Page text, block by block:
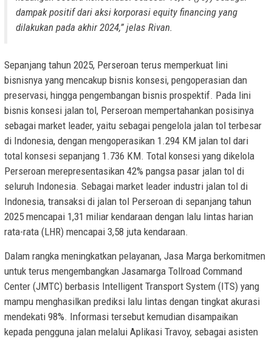
dampak positif dari aksi korporasi equity financing yang
dilakukan pada akhir 2024,” jelas Rivan.
Sepanjang tahun 2025, Perseroan terus memperkuat lini
bisnisnya yang mencakup bisnis konsesi, pengoperasian dan
preservasi, hingga pengembangan bisnis prospektif. Pada lini
bisnis konsesi jalan tol, Perseroan mempertahankan posisinya
sebagai market leader, yaitu sebagai pengelola jalan tol terbesar
di Indonesia, dengan mengoperasikan 1.294 KM jalan tol dari
total konsesi sepanjang 1.736 KM. Total konsesi yang dikelola
Perseroan merepresentasikan 42% pangsa pasar jalan tol di
seluruh Indonesia. Sebagai market leader industri jalan tol di
Indonesia, transaksi di jalan tol Perseroan di sepanjang tahun
2025 mencapai 1,31 miliar kendaraan dengan lalu lintas harian
rata-rata (LHR) mencapai 3,58 juta kendaraan.
Dalam rangka meningkatkan pelayanan, Jasa Marga berkomitmen
untuk terus mengembangkan Jasamarga Tollroad Command
Center (JMTC) berbasis Intelligent Transport System (ITS) yang
mampu menghasilkan prediksi lalu lintas dengan tingkat akurasi
mendekati 98%. Informasi tersebut kemudian disampaikan
kepada pengguna jalan melalui Aplikasi Travoy, sebagai asisten